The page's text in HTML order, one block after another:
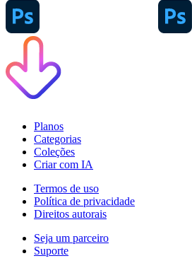
Planos
Categorias
Coleções
Criar com IA
Termos de uso
Política de privacidade
Direitos autorais
Seja um parceiro
Suporte